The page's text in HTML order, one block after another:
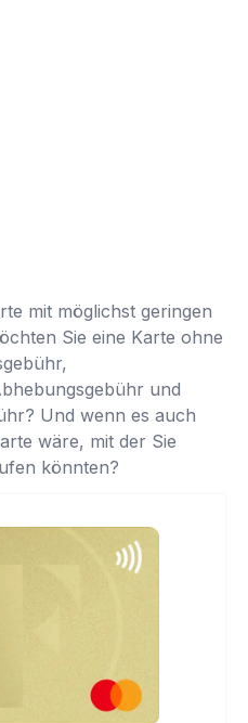
mit möglichst geringen
Sie eine Karte ohne
und
Und wenn es auch
wäre, mit der Sie
könnten?